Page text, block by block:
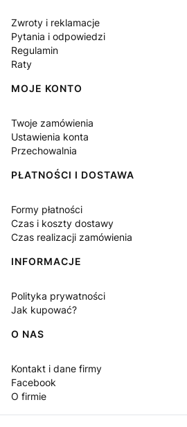
Zwroty i reklamacje
Pytania i odpowiedzi
Regulamin
Raty
MOJE KONTO
Twoje zamówienia
Ustawienia konta
Przechowalnia
PŁATNOŚCI I DOSTAWA
Formy płatności
Czas i koszty dostawy
Czas realizacji zamówienia
INFORMACJE
Polityka prywatności
Jak kupować?
O NAS
Kontakt i dane firmy
Facebook
O firmie